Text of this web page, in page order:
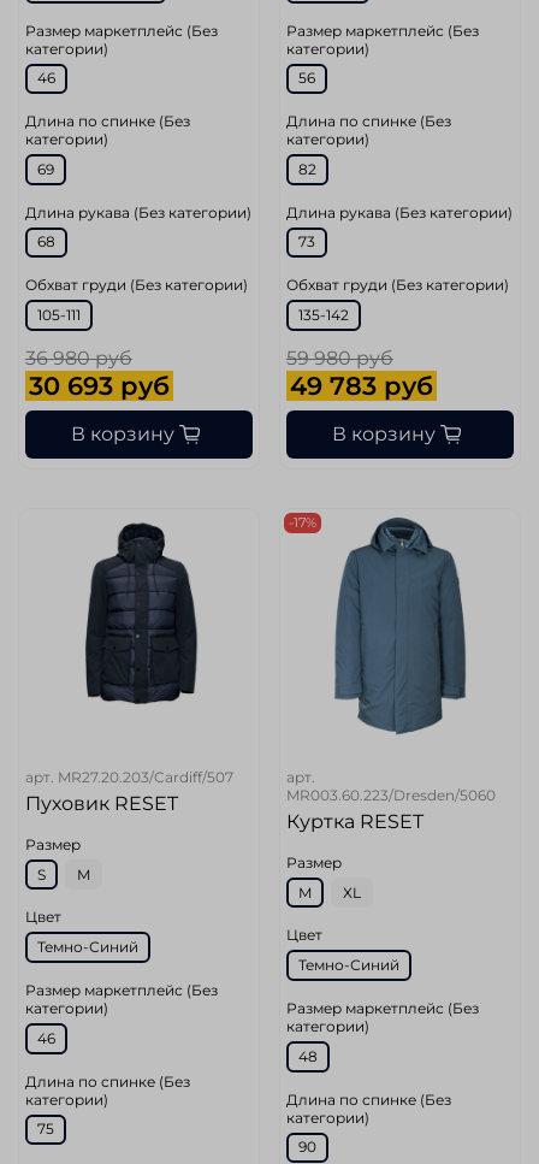
Размер маркетплейс (Без
категории)
46
Длина по спинке (Без
категории)
69
Длина рукава (Без категории)
68
Обхват груди (Без категории)
105-111
36 980 руб
30 693 руб
В корзину
Размер маркетплейс (Без
категории)
56
Длина по спинке (Без
категории)
82
Длина рукава (Без категории)
73
Обхват груди (Без категории)
135-142
59 980 руб
49 783 руб
В корзину
арт. MR27.20.203/Cardiff/507
Пуховик RESET
Размер
S
M
Цвет
Темно-Синий
Размер маркетплейс (Без
категории)
46
Длина по спинке (Без
категории)
75
-17%
арт.
MR003.60.223/Dresden/5060
Куртка RESET
Размер
M
XL
Цвет
Темно-Синий
Размер маркетплейс (Без
категории)
48
Длина по спинке (Без
категории)
90